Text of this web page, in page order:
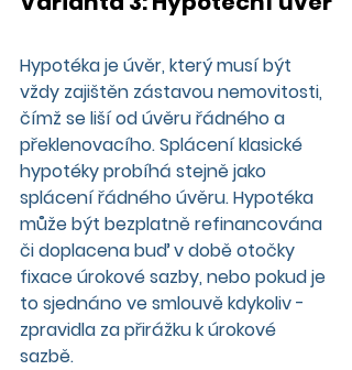
Hypotéka je úvěr, který musí být
vždy zajištěn zástavou nemovitosti,
čímž se liší od úvěru řádného a
překlenovacího. Splácení klasické
hypotéky probíhá stejně jako
splácení řádného úvěru. Hypotéka
může být bezplatně refinancována
či doplacena buď v době otočky
fixace úrokové sazby, nebo pokud je
to sjednáno ve smlouvě kdykoliv -
zpravidla za přirážku k úrokové
sazbě.